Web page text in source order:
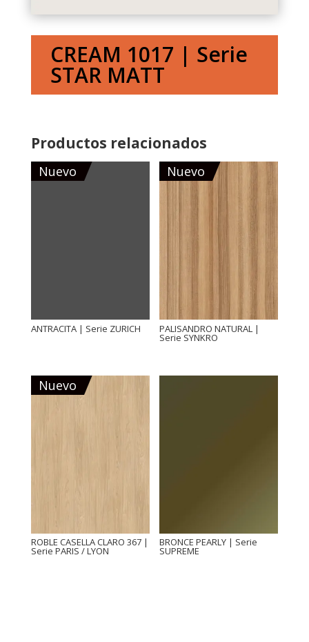
CREAM 1017 | Serie
STAR MATT
Productos relacionados
Nuevo
ANTRACITA | Serie ZURICH
Nuevo
PALISANDRO NATURAL |
Serie SYNKRO
Nuevo
ROBLE CASELLA CLARO 367 |
Serie PARIS / LYON
BRONCE PEARLY | Serie
SUPREME